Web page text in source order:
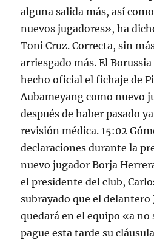
alguna salida más, así
nuevos jugadores», ha
Toni Cruz. Correcta, sin
arriesgado más. El
hecho oficial el fichaje de
Aubameyang como nuevo
después de haber pasado
revisión médica. 15:02
declaraciones durante la
nuevo jugador Borja
el presidente del club,
subrayado que el delantero
quedará en el equipo «a no
pague esta tarde su